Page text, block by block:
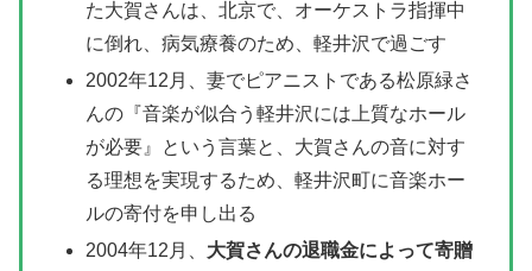
た大賀さんは、北京で、オーケストラ指揮中
に倒れ、病気療養のため、軽井沢で過ごす
2002年12月、妻でピアニストである松原緑さ
んの『音楽が似合う軽井沢には上質なホール
が必要』という言葉と、大賀さんの音に対す
る理想を実現するため、軽井沢町に音楽ホー
ルの寄付を申し出る
2004年12月、 大賀さんの退職金によって寄贈